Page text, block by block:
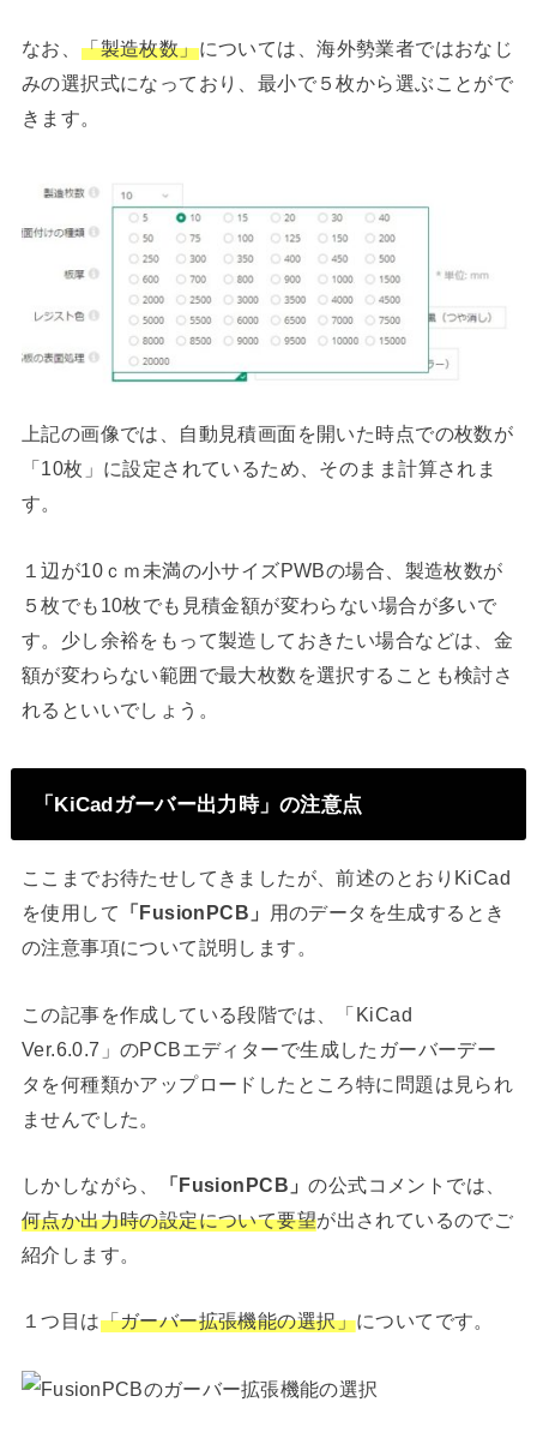
なお、 「製造枚数」については、海外勢業者ではおなじ
みの選択式になっており、最小で５枚から選ぶことがで
きます。
上記の画像では、自動見積画面を開いた時点での枚数が
「10枚」に設定されているため、そのまま計算されま
す。
１辺が10ｃｍ未満の小サイズPWBの場合、製造枚数が
５枚でも10枚でも見積金額が変わらない場合が多いで
す。少し余裕をもって製造しておきたい場合などは、金
額が変わらない範囲で最大枚数を選択することも検討さ
れるといいでしょう。
「KiCadガーバー出力時」の注意点
ここまでお待たせしてきましたが、前述のとおりKiCad
を使用して
「FusionPCB」
用のデータを生成するとき
の注意事項について説明します。
この記事を作成している段階では、「KiCad
Ver.6.0.7」のPCBエディターで生成したガーバーデー
タを何種類かアップロードしたところ特に問題は見られ
ませんでした。
しかしながら、 「FusionPCB」の公式コメントでは、
何点か出力時の設定について要望が出されているのでご
紹介します。
１つ目は「ガーバー拡張機能の選択」についてです。